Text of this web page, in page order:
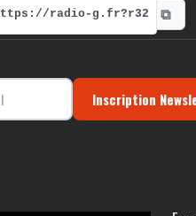
radio-g.fr?r32 ⧉
Inscription